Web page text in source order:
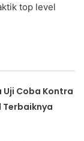
top level
Uji Coba Kontra
Terbaiknya